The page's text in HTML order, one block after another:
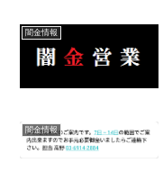
闇金情報
闇金情報